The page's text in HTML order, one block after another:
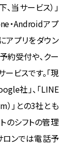
当サービス）」
・Androidアプ
アプリをダウン
約受付や、クー
ビスです。「現
社」、「LINE
）」との3社とも
のシフトの管理
ロンでは電話予